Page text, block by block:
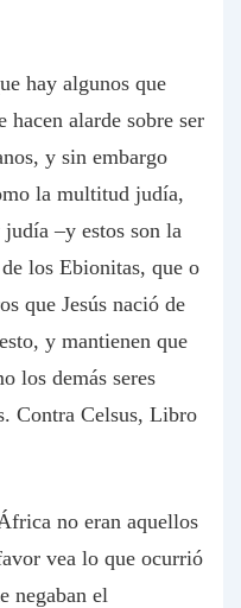
hay algunos que
hacen alarde sobre ser
y sin embargo
la multitud judía,
–y estos son la
los Ebionitas, que o
que Jesús nació de
y mantienen que
los demás seres
Contra Celsus, Libro
no eran aquellos
vea lo que ocurrió
negaban el